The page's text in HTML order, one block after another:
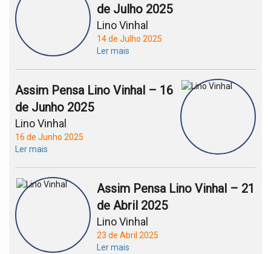
de Julho 2025
Lino Vinhal
14 de Julho 2025
Ler mais
Assim Pensa Lino Vinhal – 16
de Junho 2025
Lino Vinhal
16 de Junho 2025
Ler mais
Assim Pensa Lino Vinhal – 21
de Abril 2025
Lino Vinhal
23 de Abril 2025
Ler mais